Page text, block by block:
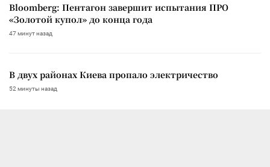
Bloomberg: Пентагон завершит испытания ПРО
«Золотой купол» до конца года
47 минут назад
В двух районах Киева пропало электричество
52 минуты назад